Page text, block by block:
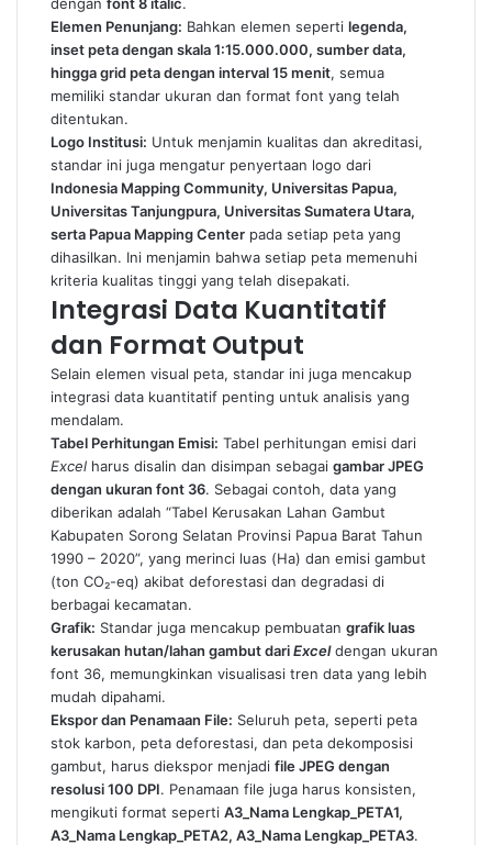
Elemen Penunjang: Bahkan elemen seperti legenda,
inset peta dengan skala 1:15.000.000, sumber data,
hingga grid peta dengan interval 15 menit, semua
memiliki standar ukuran dan format font yang telah
ditentukan.
Logo Institusi: Untuk menjamin kualitas dan akreditasi,
standar ini juga mengatur penyertaan logo dari
Indonesia Mapping Community, Universitas Papua,
Universitas Tanjungpura, Universitas Sumatera Utara,
serta Papua Mapping Center pada setiap peta yang
dihasilkan. Ini menjamin bahwa setiap peta memenuhi
kriteria kualitas tinggi yang telah disepakati.
Integrasi Data Kuantitatif
dan Format Output
Selain elemen visual peta, standar ini juga mencakup
integrasi data kuantitatif penting untuk analisis yang
mendalam.
Tabel Perhitungan Emisi: Tabel perhitungan emisi dari
Excel harus disalin dan disimpan sebagai gambar JPEG
dengan ukuran font 36. Sebagai contoh, data yang
diberikan adalah “Tabel Kerusakan Lahan Gambut
Kabupaten Sorong Selatan Provinsi Papua Barat Tahun
1990 – 2020”, yang merinci luas (Ha) dan emisi gambut
(ton CO₂-eq) akibat deforestasi dan degradasi di
berbagai kecamatan.
Grafik: Standar juga mencakup pembuatan grafik luas
kerusakan hutan/lahan gambut dariExceldengan ukuran
font 36, memungkinkan visualisasi tren data yang lebih
mudah dipahami.
Ekspor dan Penamaan File: Seluruh peta, seperti peta
stok karbon, peta deforestasi, dan peta dekomposisi
gambut, harus diekspor menjadi file JPEG dengan
resolusi 100 DPI. Penamaan file juga harus konsisten,
mengikuti format seperti A3_Nama Lengkap_PETA1,
A3_Nama Lengkap_PETA2, A3_Nama Lengkap_PETA3.